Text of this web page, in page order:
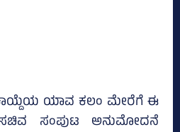
ಯಾವ ಕಲಂ ಮೇರೆಗೆ ಈ
ಸಂಪುಟ ಅನುಮೋದನೆ